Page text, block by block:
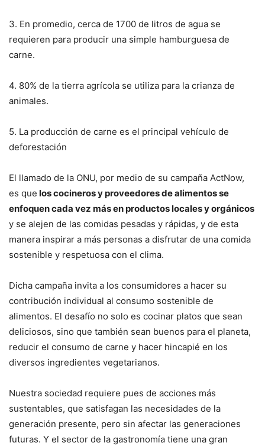
3. En promedio, cerca de 1700 de litros de agua se
requieren para producir una simple hamburguesa de
carne.
4. 80% de la tierra agrícola se utiliza para la crianza de
animales.
5. La producción de carne es el principal vehículo de
deforestación
El llamado de la ONU, por medio de su campaña ActNow,
es que los cocineros y proveedores de alimentos se
enfoquen cada vez más en productos locales y orgánicos
y se alejen de las comidas pesadas y rápidas, y de esta
manera inspirar a más personas a disfrutar de una comida
sostenible y respetuosa con el clima.
Dicha campaña invita a los consumidores a hacer su
contribución individual al consumo sostenible de
alimentos. El desafío no solo es cocinar platos que sean
deliciosos, sino que también sean buenos para el planeta,
reducir el consumo de carne y hacer hincapié en los
diversos ingredientes vegetarianos.
Nuestra sociedad requiere pues de acciones más
sustentables, que satisfagan las necesidades de la
generación presente, pero sin afectar las generaciones
futuras. Y el sector de la gastronomía tiene una gran